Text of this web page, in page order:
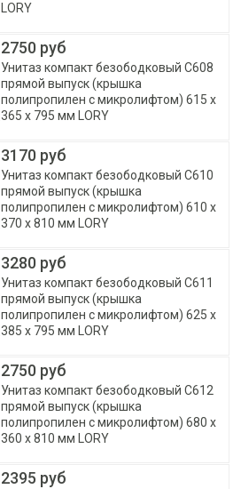
LORY
2750 руб
Унитаз компакт безободковый С608
прямой выпуск (крышка
полипропилен с микролифтом) 615 х
365 х 795 мм LORY
3170 руб
Унитаз компакт безободковый С610
прямой выпуск (крышка
полипропилен с микролифтом) 610 х
370 х 810 мм LORY
3280 руб
Унитаз компакт безободковый С611
прямой выпуск (крышка
полипропилен с микролифтом) 625 х
385 х 795 мм LORY
2750 руб
Унитаз компакт безободковый С612
прямой выпуск (крышка
полипропилен с микролифтом) 680 х
360 х 810 мм LORY
2395 руб